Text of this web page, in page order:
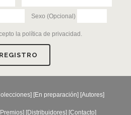
Sexo (Opcional)
la política de privacidad .
] [En preparación] [Autores]
Premios] [Distribuidores] [Contacto]